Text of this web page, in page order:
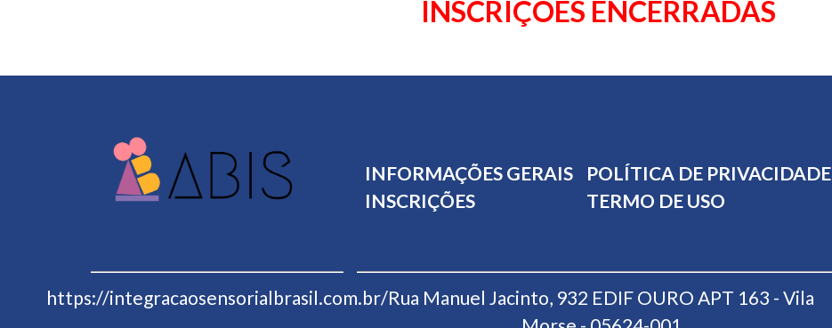
INSCRIÇÕES ENCERRADAS
INFORMAÇÕES GERAIS
INSCRIÇÕES
POLÍTICA DE PRIVACIDADE
TERMO DE USO
https://integracaosensorialbrasil.com.br/Rua Manuel Jacinto, 932 EDIF OURO APT 163 - Vila